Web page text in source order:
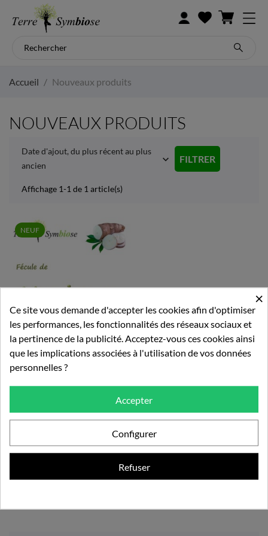
Accueil Nouveaux produits
NOUVEAUX PRODUITS
Date d'ajout, du plus récent au plus
ancien
 FILTRER
Affichage 1-1 de 1 article(s)
20,00 €
Ajouter au panier
NEUF
×
Ce site vous demande d'accepter les cookies afin d'optimiser
les performances, les fonctionnalités des réseaux sociaux et
la pertinence de la publicité. Acceptez-vous ces cookies ainsi
que les implications associées à l'utilisation de vos données
personnelles ?
Accepter
Configurer
Refuser